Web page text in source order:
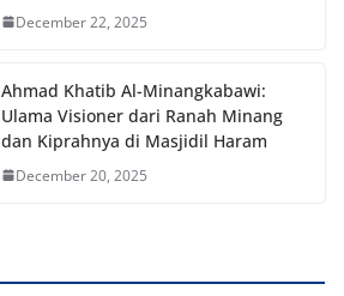
December 22, 2025
Ahmad Khatib Al-Minangkabawi:
Ulama Visioner dari Ranah Minang
dan Kiprahnya di Masjidil Haram
December 20, 2025